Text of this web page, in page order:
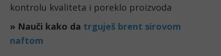
kontrolu kvaliteta i poreklo proizvoda
» Nauči kako da trguješ brent sirovom
naftom